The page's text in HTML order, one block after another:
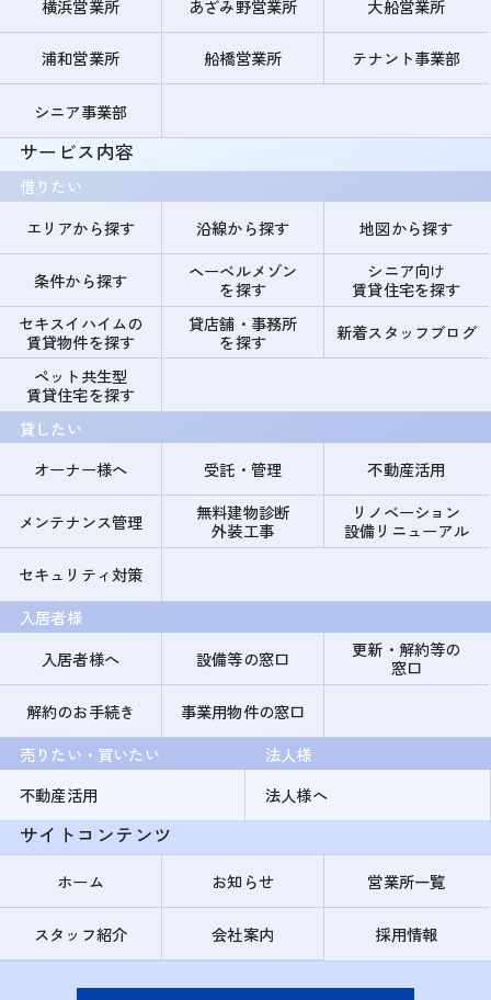
横浜営業所 あざみ野営業所 大船営業所
浦和営業所 船橋営業所 テナント事業部
シニア事業部
サービス内容
借りたい
エリアから探す
沿線から探す 地図から探す
条件から探す
ヘーベルメゾン
を探す
シニア向け
賃貸住宅を探す
セキスイハイムの
賃貸物件を探す
貸店舗・事務所
を探す
新着スタッフブログ
ペット共生型
賃貸住宅を探す
貸したい
オーナー様へ
受託・管理 不動産活用
メンテナンス管理
無料建物診断
外装工事
リノベーション
設備リニューアル
セキュリティ対策
入居者様
入居者様へ
設備等の窓口
更新・解約等の
窓口
解約のお手続き
事業用物件の窓口
売りたい・買いたい
不動産活用
法人様
法人様へ
サイトコンテンツ
ホーム お知らせ 営業所一覧
スタッフ紹介 会社案内 採用情報